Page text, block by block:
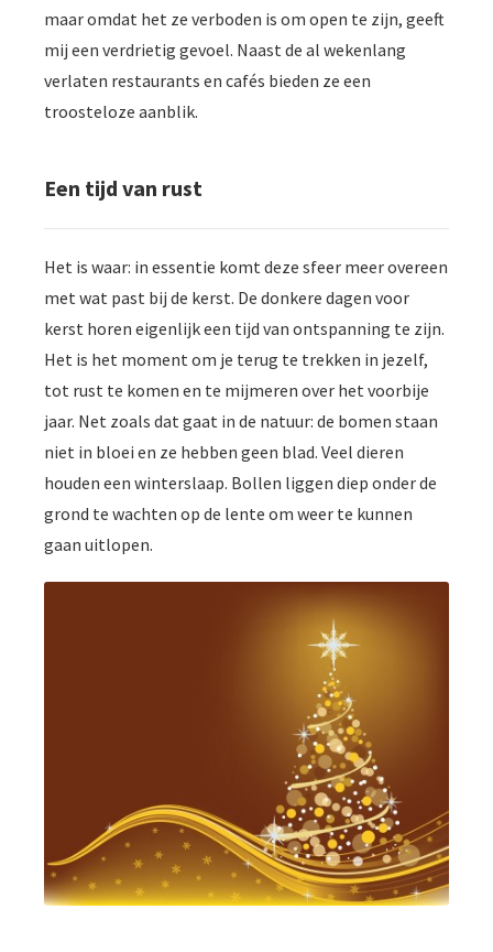
maar omdat het ze verboden is om open te zijn, geeft
mij een verdrietig gevoel. Naast de al wekenlang
verlaten restaurants en cafés bieden ze een
troosteloze aanblik.
Een tijd van rust
Het is waar: in essentie komt deze sfeer meer overeen
met wat past bij de kerst. De donkere dagen voor
kerst horen eigenlijk een tijd van ontspanning te zijn.
Het is het moment om je terug te trekken in jezelf,
tot rust te komen en te mijmeren over het voorbije
jaar. Net zoals dat gaat in de natuur: de bomen staan
niet in bloei en ze hebben geen blad. Veel dieren
houden een winterslaap. Bollen liggen diep onder de
grond te wachten op de lente om weer te kunnen
gaan uitlopen.